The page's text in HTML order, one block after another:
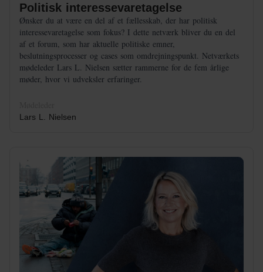
Politisk interessevaretagelse
Ønsker du at være en del af et fællesskab, der har politisk
interessevaretagelse som fokus? I dette netværk bliver du en del
af et forum, som har aktuelle politiske emner,
beslutningsprocesser og cases som omdrejningspunkt. Netværkets
mødeleder Lars L. Nielsen sætter rammerne for de fem årlige
møder, hvor vi udveksler erfaringer.
Lars L. Nielsen